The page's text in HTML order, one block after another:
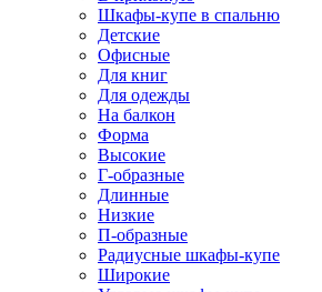
Шкафы-купе в спальню
Детские
Офисные
Для книг
Для одежды
На балкон
Форма
Высокие
Г-образные
Длинные
Низкие
П-образные
Радиусные шкафы-купе
Широкие